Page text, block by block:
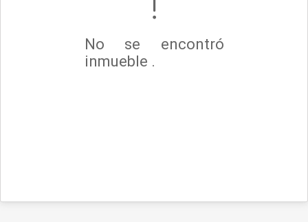
No se encontró
inmueble .